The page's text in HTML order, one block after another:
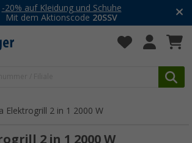
-20% auf Kleidung und Schuhe
Mit dem Aktionscode20SSV
Elektrogrill 2 in 1 2000 W
2 in 1 2000 W